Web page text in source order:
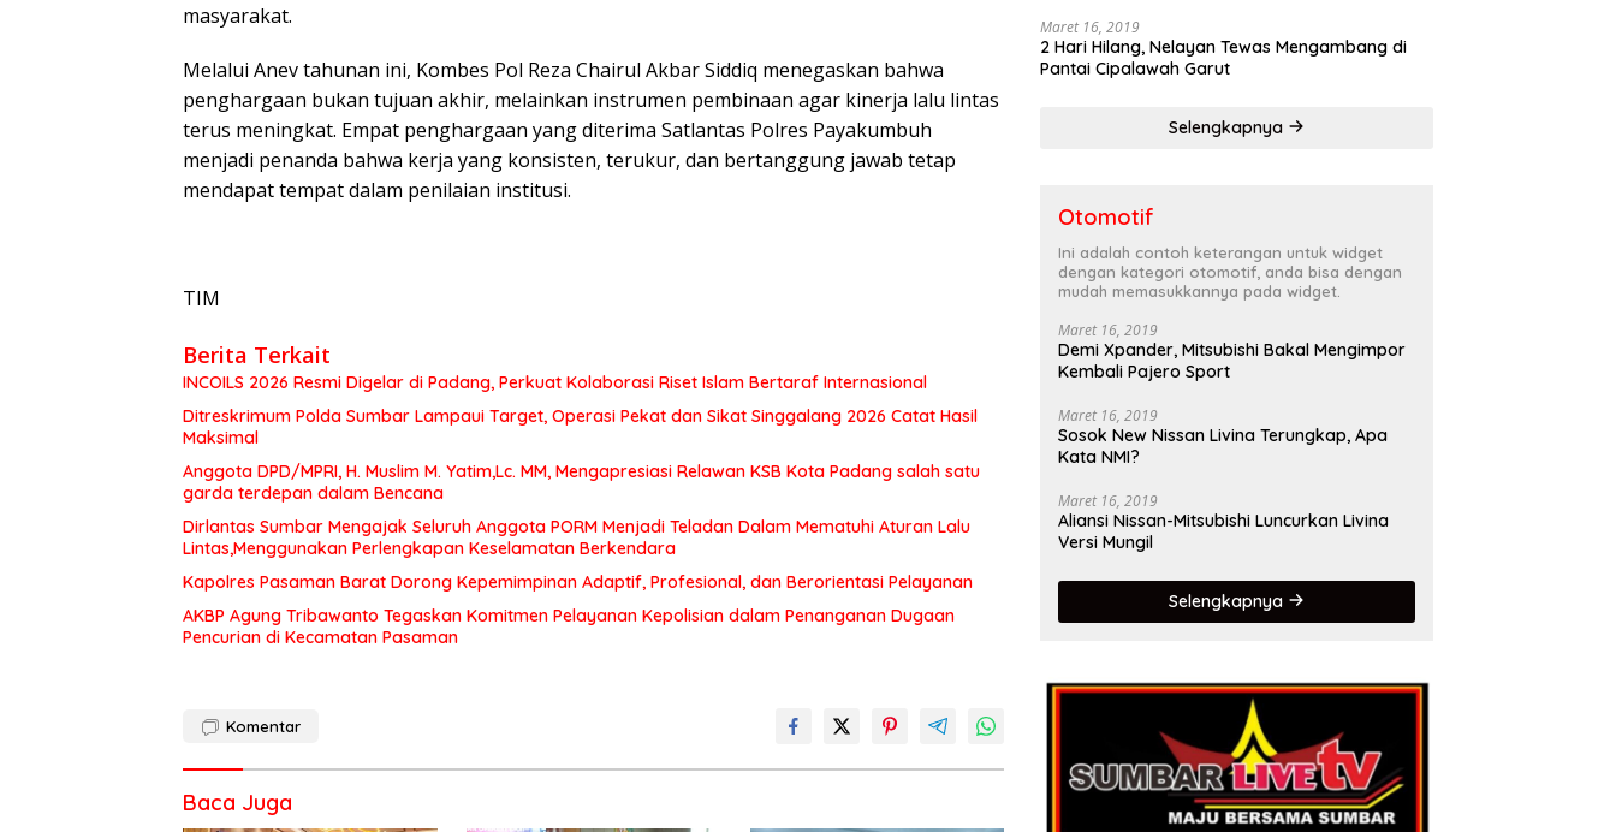
masyarakat.
Melalui Anev tahunan ini, Kombes Pol Reza Chairul Akbar Siddiq menegaskan bahwa
penghargaan bukan tujuan akhir, melainkan instrumen pembinaan agar kinerja lalu lintas
terus meningkat. Empat penghargaan yang diterima Satlantas Polres Payakumbuh
menjadi penanda bahwa kerja yang konsisten, terukur, dan bertanggung jawab tetap
mendapat tempat dalam penilaian institusi.
TIM
Berita Terkait
INCOILS 2026 Resmi Digelar di Padang, Perkuat Kolaborasi Riset Islam Bertaraf Internasional
Ditreskrimum Polda Sumbar Lampaui Target, Operasi Pekat dan Sikat Singgalang 2026 Catat Hasil
Maksimal
Anggota DPD/MPRI, H. Muslim M. Yatim,Lc. MM, Mengapresiasi Relawan KSB Kota Padang salah satu
garda terdepan dalam Bencana
Dirlantas Sumbar Mengajak Seluruh Anggota PORM Menjadi Teladan Dalam Mematuhi Aturan Lalu
Lintas,Menggunakan Perlengkapan Keselamatan Berkendara
Kapolres Pasaman Barat Dorong Kepemimpinan Adaptif, Profesional, dan Berorientasi Pelayanan
AKBP Agung Tribawanto Tegaskan Komitmen Pelayanan Kepolisian dalam Penanganan Dugaan
Pencurian di Kecamatan Pasaman
Komentar
Baca Juga
Maret 16, 2019
2 Hari Hilang, Nelayan Tewas Mengambang di
Pantai Cipalawah Garut
Selengkapnya
Otomotif
Ini adalah contoh keterangan untuk widget
dengan kategori otomotif, anda bisa dengan
mudah memasukkannya pada widget.
Maret 16, 2019
Demi Xpander, Mitsubishi Bakal Mengimpor
Kembali Pajero Sport
Maret 16, 2019
Sosok New Nissan Livina Terungkap, Apa
Kata NMI?
Maret 16, 2019
Aliansi Nissan-Mitsubishi Luncurkan Livina
Versi Mungil
Selengkapnya